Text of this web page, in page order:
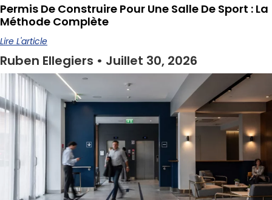
Permis De Construire Pour Une Salle De Sport : La
Méthode Complète
Lire L'article
Ruben Ellegiers Juillet 30, 2026